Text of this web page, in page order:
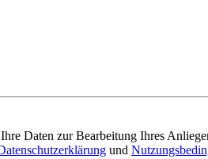
Daten zur Bearbeitung Ihres
und